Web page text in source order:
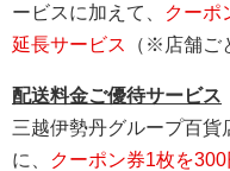
ービスに加えて、
クーポ
延長サービス
（※店舗ご
配送料金ご優待サービス
三越伊勢丹グループ百貨
に、
クーポン券1枚を